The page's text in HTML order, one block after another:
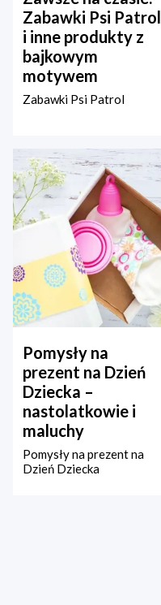
Zabawki Psi Patrol
i inne produkty z
bajkowym
motywem
Zabawki Psi Patrol
Pomysły na
prezent na Dzień
Dziecka –
nastolatkowie i
maluchy
Pomysły na prezent na
Dzień Dziecka